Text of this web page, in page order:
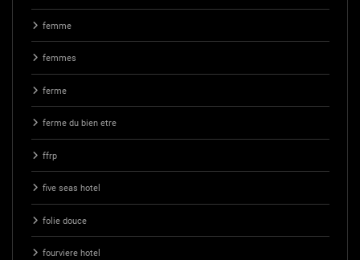
femme
femmes
ferme
ferme du bien etre
ffrp
five seas hotel
folie douce
fourviere hotel